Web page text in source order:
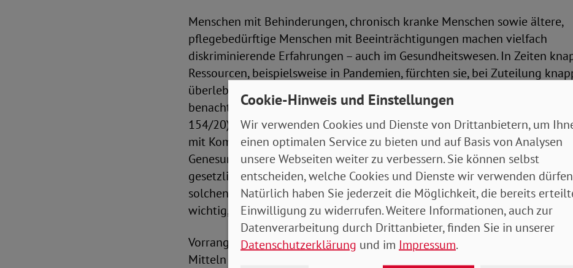
Menschen mit Behinderungen, chronisch kranke Menschen sowie ältere,
pflegebedürftige Menschen mit Beeinträchtigungen machen vielfach
diskriminierende Erfahrungen – auch im Gesundheitswesen. In Zeiten
Ressourcen, beispielsweise in Pandemien, fürchten sie, bei Zuteilung
überlebenswichtiger intensivmedizinischer Ressourcen (Triage) unzulässig
benachteiligt zu werden. Mit seinem Beschluss vom 28. Dezember 2021
154/20) erkennt das Bundesverfassungsgericht an, dass „eine
mit Komorbiditäten in Verbindung gebracht oder stereotyp mit schlechten
Genesungsaussichten verbunden wird“. Es hat den Gesetzgeber
gesetzliche Vorkehrungen zu treffen, um die Beschwerdeführenden
solchen Benachteiligung zu schützen. Für den SoVD sind dabei zentrale
wichtig, die sich weitgehend in dem Entwurf wiederfinden.
Vorrangig gilt es, Triagesituationen mit allen zur Verfügung stehenden
Mitteln – wo immer es geht – zu verhindern. Hierfür müssen Bund und
Cookie-Hinweis und Einstellungen
Wir verwenden Cookies und Dienste von Drittanbietern, um
einen optimalen Service zu bieten und auf Basis von Analysen
unsere Webseiten weiter zu verbessern. Sie können selbst
entscheiden, welche Cookies und Dienste wir verwenden
Natürlich haben Sie jederzeit die Möglichkeit, die bereits
Einwilligung zu widerrufen. Weitere Informationen, auch zur
Datenverarbeitung durch Drittanbieter, finden Sie in unserer
Datenschutzerklärung und im Impressum.